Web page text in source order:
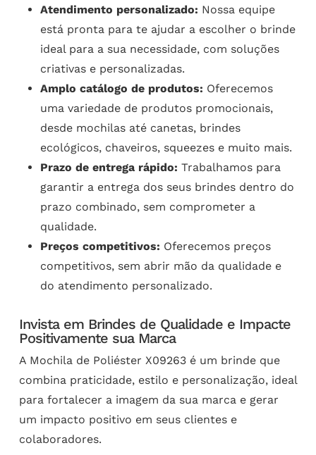
Atendimento personalizado: Nossa equipe
está pronta para te ajudar a escolher o brinde
ideal para a sua necessidade, com soluções
criativas e personalizadas.
Amplo catálogo de produtos: Oferecemos
uma variedade de produtos promocionais,
desde mochilas até canetas, brindes
ecológicos, chaveiros, squeezes e muito mais.
Prazo de entrega rápido: Trabalhamos para
garantir a entrega dos seus brindes dentro do
prazo combinado, sem comprometer a
qualidade.
Preços competitivos: Oferecemos preços
competitivos, sem abrir mão da qualidade e
do atendimento personalizado.
Invista em Brindes de Qualidade e Impacte
Positivamente sua Marca
A Mochila de Poliéster X09263 é um brinde que
combina praticidade, estilo e personalização, ideal
para fortalecer a imagem da sua marca e gerar
um impacto positivo em seus clientes e
colaboradores.